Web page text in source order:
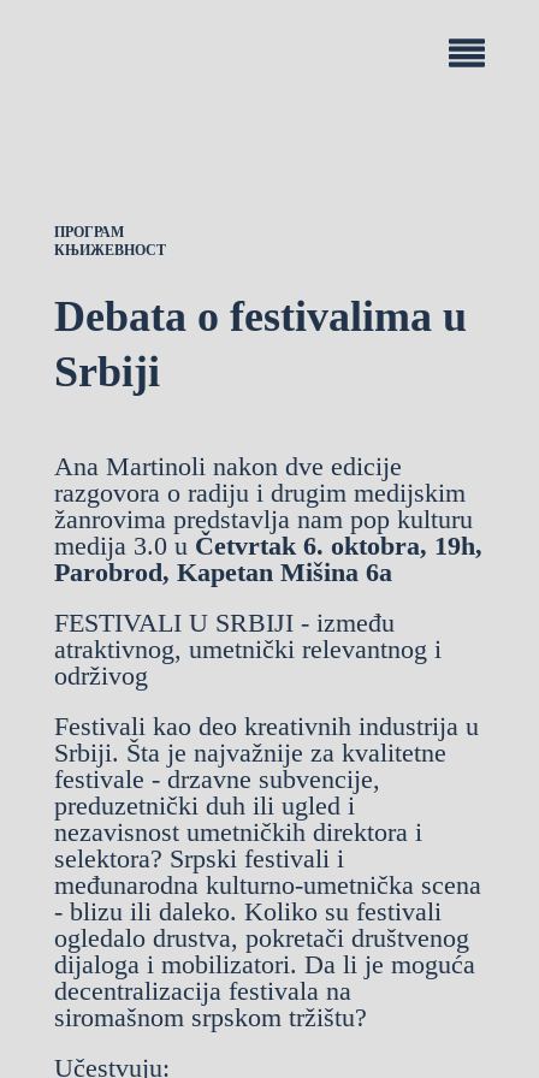
ПРОГРАМ
КЊИЖЕВНОСТ
Debata o festivalima u
Srbiji
Ana Martinoli nakon dve edicije
razgovora o radiju i drugim medijskim
žanrovima predstavlja nam pop kulturu
medija 3.0 u Četvrtak 6. oktobra, 19h,
Parobrod, Kapetan Mišina 6a
FESTIVALI U SRBIJI - između
atraktivnog, umetnički relevantnog i
održivog
Festivali kao deo kreativnih industrija u
Srbiji. Šta je najvažnije za kvalitetne
festivale - drzavne subvencije,
preduzetnički duh ili ugled i
nezavisnost umetničkih direktora i
selektora? Srpski festivali i
međunarodna kulturno-umetnička scena
- blizu ili daleko. Koliko su festivali
ogledalo drustva, pokretači društvenog
dijaloga i mobilizatori. Da li je moguća
decentralizacija festivala na
siromašnom srpskom tržištu?
Učestvuju: